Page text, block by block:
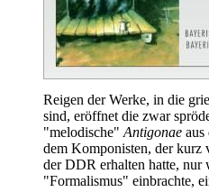
Reigen der Werke, in die
sind, eröffnet die zwar
"melodische" Antigonae aus
dem Komponisten, der kurz
der DDR erhalten hatte, nur
"Formalismus" einbrachte,